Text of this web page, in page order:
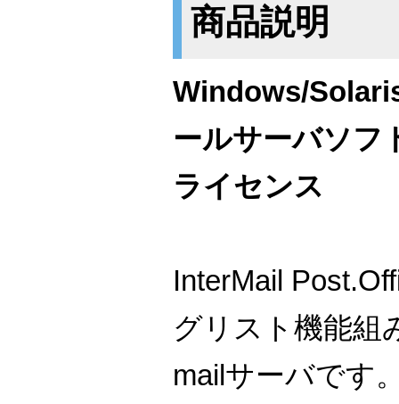
商品説明
Windows/
ールサーバソフ
ライセンス
InterMail
グリスト機能組
mailサーバです